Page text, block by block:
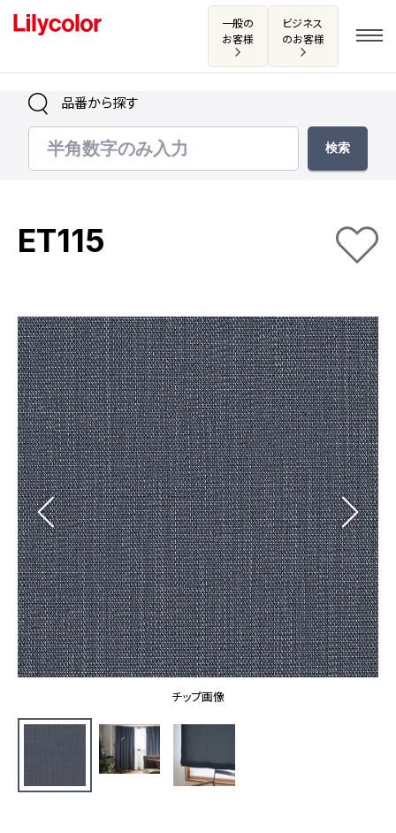
一般の
お客様
ビジネス
のお客様
ログイン・新規会員登録
お気に入り
商品を探す
商品を探す トップ
壁紙
カーテン
床材
ブランド・コレクション
Lilycolor Coordinate 着せ替えシミュレーション
カタログ一覧
カタログ一覧 トップ
壁紙
カーテン
床材
サステナブル商品
ノンワックス床タイル
壁紙機能性ガイド
施工事例
施工事例 トップ
医療・福祉施設
ホテル・オフィス・店舗
モデルハウス
新築戸建・マンション
#リリカラのある暮らし
リリカラノート
ショールーム
ショールーム トップ
東京ショールーム
大阪ショールーム
仙台ショールーム
お客様サポート
お客様サポート トップ
画像ダウンロード
お役立ち資料
非住宅案件に関するお問い合わせ
品番から探す
ET115
チップ画像